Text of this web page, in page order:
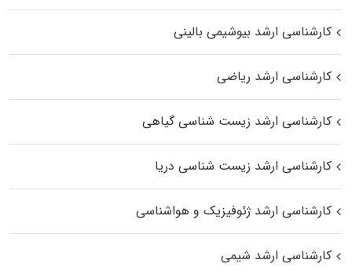
کارشناسی ارشد بیوشیمی بالینی
کارشناسی ارشد ریاضی
کارشناسی ارشد زیست‌ شناسی گیاهی
کارشناسی ارشد زیست‌ شناسی دریا
کارشناسی ارشد ژئوفیزیک و هواشناسی
کارشناسی ارشد شیمی